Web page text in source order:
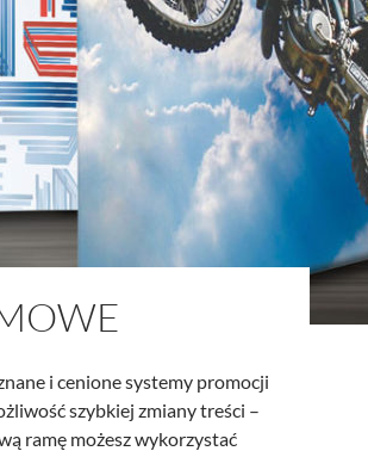
i cenione systemy promocji
szybkiej zmiany treści –
ramę możesz wykorzystać